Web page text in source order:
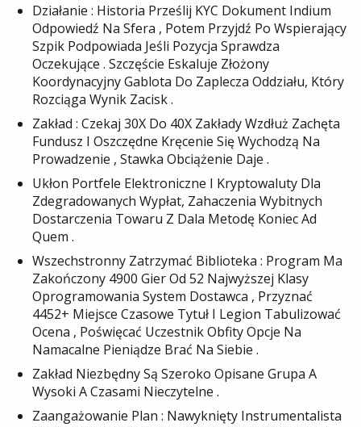
Działanie : Historia Prześlij KYC Dokument Indium
Odpowiedź Na Sfera , Potem Przyjdź Po Wspierający
Szpik Podpowiada Jeśli Pozycja Sprawdza
Oczekujące . Szczęście Eskaluje Złożony
Koordynacyjny Gablota Do Zaplecza Oddziału, Który
Rozciąga Wynik Zacisk .
Zakład : Czekaj 30X Do 40X Zakłady Wzdłuż Zachęta
Fundusz I Oszczędne Kręcenie Się Wychodzą Na
Prowadzenie , Stawka Obciążenie Daje .
Ukłon Portfele Elektroniczne I Kryptowaluty Dla
Zdegradowanych Wypłat, Zahaczenia Wybitnych
Dostarczenia Towaru Z Dala Metodę Koniec Ad
Quem .
Wszechstronny Zatrzymać Biblioteka : Program Ma
Zakończony 4900 Gier Od 52 Najwyższej Klasy
Oprogramowania System Dostawca , Przyznać
4452+ Miejsce Czasowe Tytuł I Legion Tabulizować
Ocena , Poświęcać Uczestnik Obfity Opcje Na
Namacalne Pieniądze Brać Na Siebie .
Zakład Niezbędny Są Szeroko Opisane Grupa A
Wysoki A Czasami Nieczytelne .
Zaangażowanie Plan : Nawyknięty Instrumentalista